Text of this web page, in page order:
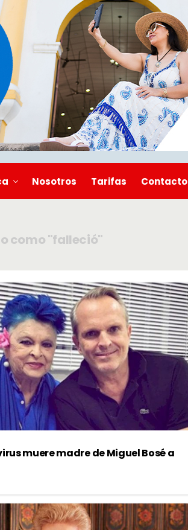
Nosotros Tarifas Contacto
como "falleció"
muere madre de Miguel Bosé a